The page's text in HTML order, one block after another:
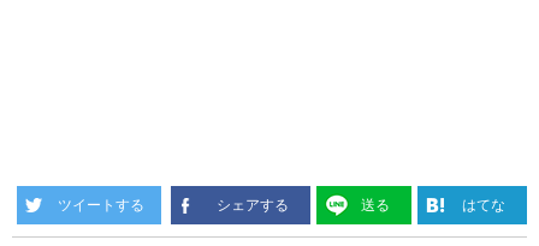
ツイートする シェアする 送る はてな